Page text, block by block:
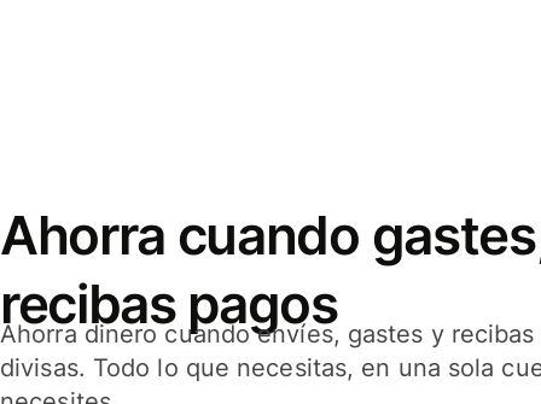
Ahorra cuando
recibas pagos
Ahorra dinero cuando envíes, gastes y
divisas. Todo lo que necesitas, en una sola